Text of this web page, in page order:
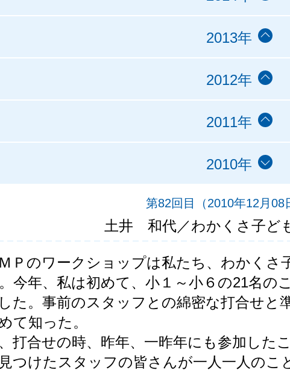
2013年
2012年
2011年
2010年
第82回目 （2010年12月08
土井 和代／わかくさ子ど
Ｐのワークショップは私たち、わかくさ
今年、私は初めて、小１～小６の21名の
た。事前のスタッフとの綿密な打合せと
て知った。
打合せの時、昨年、一昨年にも参加した
つけたスタッフの皆さんが一人一人の